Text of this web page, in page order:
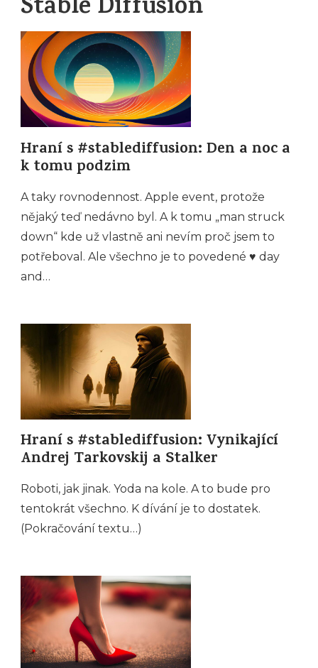
Stable Diffusion
Hraní s #stablediffusion: Den a noc a
k tomu podzim
A taky rovnodennost. Apple event, protože
nějaký teď nedávno byl. A k tomu „man struck
down“ kde už vlastně ani nevím proč jsem to
potřeboval. Ale všechno je to povedené ♥️ day
and…
Hraní s #stablediffusion: Vynikající
Andrej Tarkovskij a Stalker
Roboti, jak jinak. Yoda na kole. A to bude pro
tentokrát všechno. K dívání je to dostatek.
(Pokračování textu…)